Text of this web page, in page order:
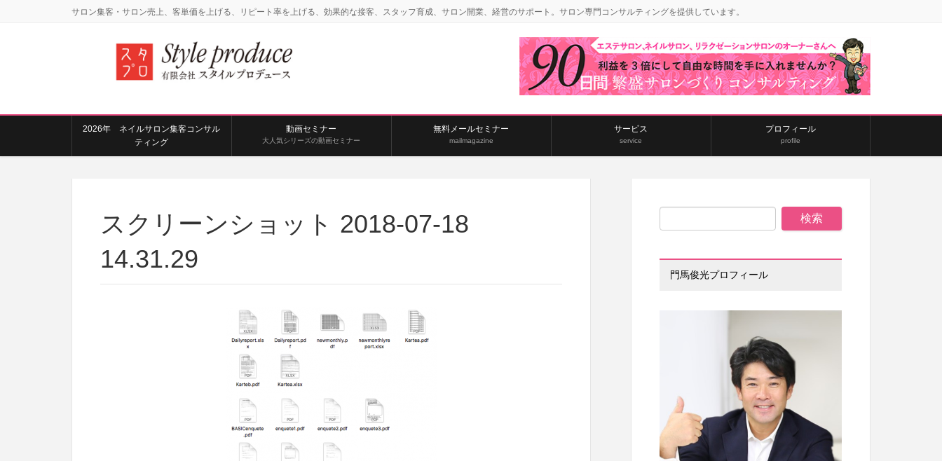
サロン集客・サロン売上、客単価を上げる、リピート率を上げる、効果的な接客、スタッフ育成、サロン開業、経営のサポート。サロン専門コンサルティングを提供しています。
2026年 ネイルサロン集客コンサル
ティング
動画セミナー
大人気シリーズの動画セミナー
無料メールセミナー
mailmagazine
サービス
service
プロフィール
profile
スクリーンショット 2018-07-18
14.31.29
門馬俊光プロフィール